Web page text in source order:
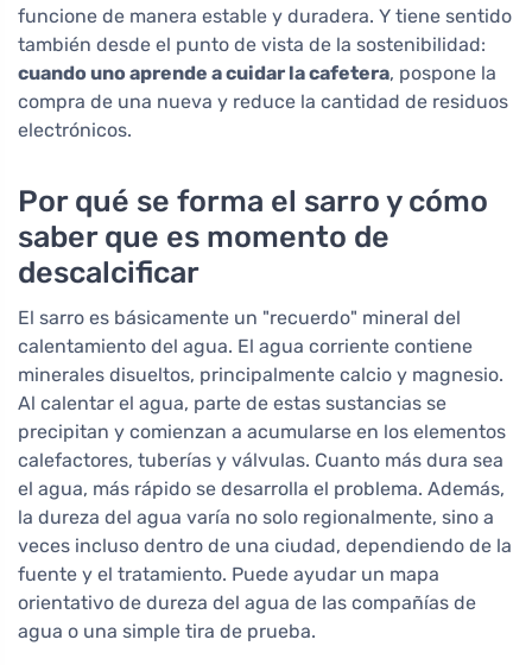
funcione de manera estable y duradera. Y tiene sentido
también desde el punto de vista de la sostenibilidad:
cuando uno aprende a cuidar la cafetera, pospone la
compra de una nueva y reduce la cantidad de residuos
electrónicos.
Por qué se forma el sarro y cómo
saber que es momento de
descalcificar
El sarro es básicamente un "recuerdo" mineral del
calentamiento del agua. El agua corriente contiene
minerales disueltos, principalmente calcio y magnesio.
Al calentar el agua, parte de estas sustancias se
precipitan y comienzan a acumularse en los elementos
calefactores, tuberías y válvulas. Cuanto más dura sea
el agua, más rápido se desarrolla el problema. Además,
la dureza del agua varía no solo regionalmente, sino a
veces incluso dentro de una ciudad, dependiendo de la
fuente y el tratamiento. Puede ayudar un mapa
orientativo de dureza del agua de las compañías de
agua o una simple tira de prueba.